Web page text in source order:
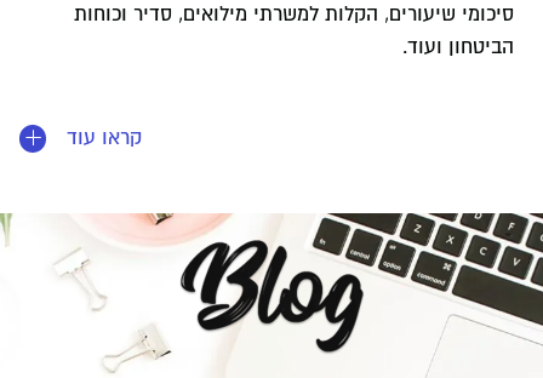
סיכומי שיעורים, הקלות למשרתי מילואים, סדיר וכוחות
הביטחון ועוד.
בארץ. המרכז מעניק בין היתר התאמות למידה על בסיס
תמיכה.
קראו עוד